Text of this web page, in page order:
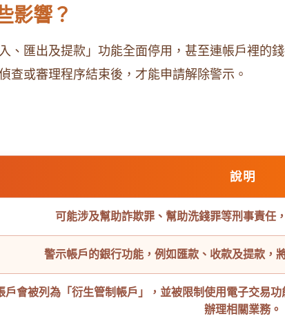
影響？
、匯出及提款」功能全面停用，甚至連帳戶裡的
查或審理程序結束後，才能申請解除警示。
說明
可能涉及幫助詐欺罪、幫助洗錢罪等刑事責任
警示帳戶的銀行功能，例如匯款、收款及提款，
戶會被列為「衍生管制帳戶」，並被限制使用電子交易
辦理相關業務。